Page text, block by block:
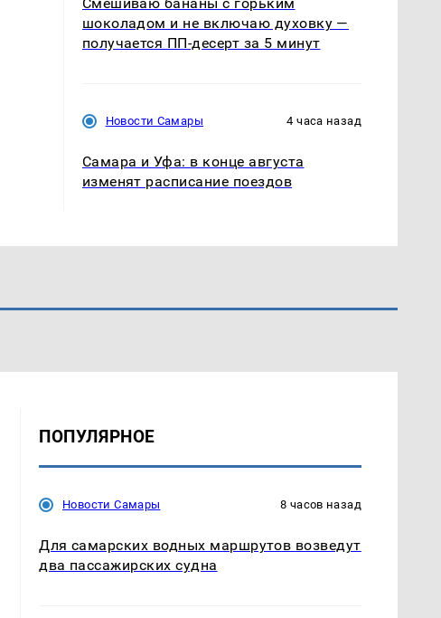
шоколадом и не включаю духовку —
получается ПП-десерт за 5 минут
Новости Самары 4 часа назад
Самара и Уфа: в конце августа
изменят расписание поездов
ПОПУЛЯРНОЕ
Новости Самары 8 часов назад
Для самарских водных маршрутов возведут
два пассажирских судна